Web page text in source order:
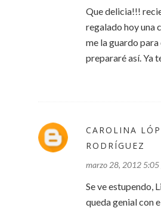
Que delicia!!!
regalado hoy una
me la guardo para
prepararé así. Ya
CAROLINA
RODRÍGUEZ
marzo 28, 2012 5:05
Se ve estupendo,
queda genial con